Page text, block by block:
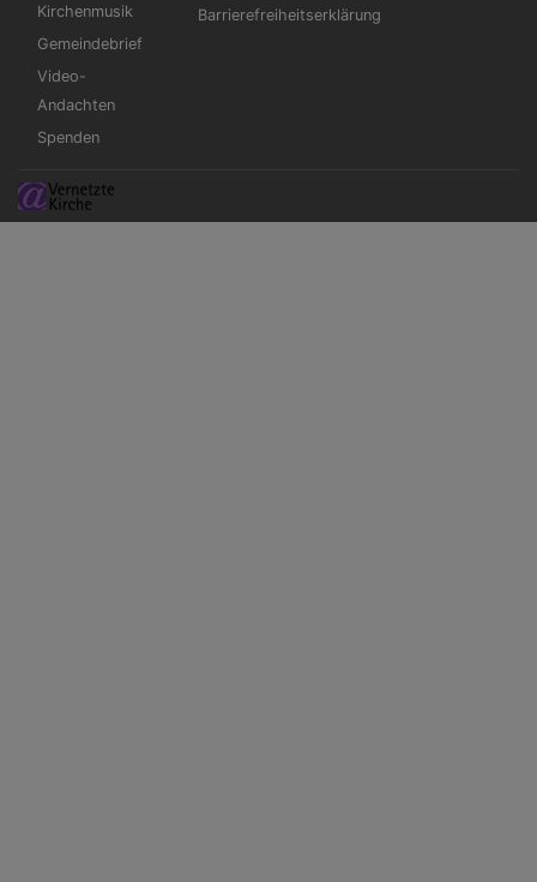
Kirchenmusik
Gemeindebrief
Video-
Andachten
Spenden
Barrierefreiheitserklärung